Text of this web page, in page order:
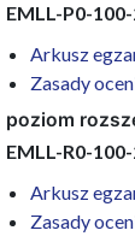
EMLL-P0-
Arkusz
Zasady
poziom
EMLL-R0-
Arkusz
Zasady